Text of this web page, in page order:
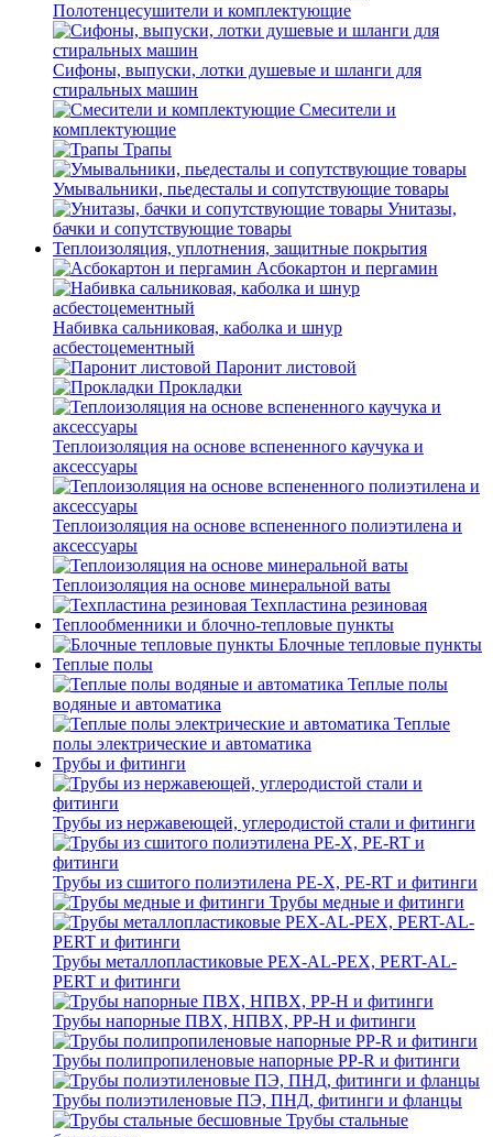
Полотенцесушители и комплектующие
Сифоны, выпуски, лотки душевые и шланги для
стиральных машин
Смесители и
комплектующие
Трапы
Умывальники, пьедесталы и сопутствующие товары
Унитазы,
бачки и сопутствующие товары
Теплоизоляция, уплотнения, защитные покрытия
Асбокартон и пергамин
Набивка сальниковая, каболка и шнур
асбестоцементный
Паронит листовой
Прокладки
Теплоизоляция на основе вспененного каучука и
аксессуары
Теплоизоляция на основе вспененного полиэтилена и
аксессуары
Теплоизоляция на основе минеральной ваты
Техпластина резиновая
Теплообменники и блочно-тепловые пункты
Блочные тепловые пункты
Теплые полы
Теплые полы
водяные и автоматика
Теплые
полы электрические и автоматика
Трубы и фитинги
Трубы из нержавеющей, углеродистой стали и фитинги
Трубы из сшитого полиэтилена PE-X, PE-RT и фитинги
Трубы медные и фитинги
Трубы металлопластиковые PEX-AL-PEX, PERT-AL-
PERT и фитинги
Трубы напорные ПВХ, НПВХ, PP-H и фитинги
Трубы полипропиленовые напорные PP-R и фитинги
Трубы полиэтиленовые ПЭ, ПНД, фитинги и фланцы
Трубы стальные